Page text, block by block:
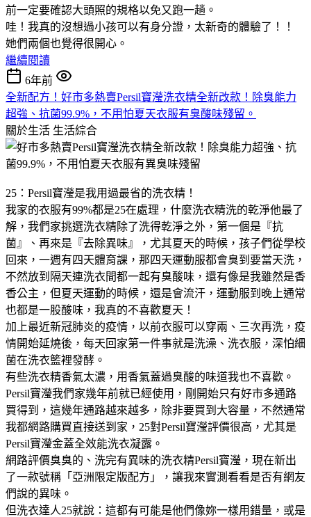
前一定要確認大頭照的規格以免又跑一趟。
哇！我真的沒想過小孩可以有身分證，太新奇的體驗了！！
她們兩個也覺得很開心。
繼續閱讀
6年前
全新配方！好市多熱賣Persil寶瀅洗衣精全新改款！除臭能力
超強、抗菌99.9%，不用怕夏天衣服有臭酸味殘留。
關於生活 生活綜合
25：Persil寶瀅是我用過最省的洗衣精！
我家的衣服有99%都是25在處理，什麼洗衣精洗的乾淨他最了
解，我們家挑選洗衣精除了洗得乾淨之外，第一個是『抗
菌』、再來是『去除異味』，尤其夏天的時候，孩子們從學校
回來，一週有四天體育課，那四天運動服都會臭到要當天洗，
不然放到隔天連洗衣間都一起有臭酸味，還有像是我雖然是香
香公主，但夏天運動的時候，還是會流汗，運動服到晚上通常
也都是一股酸味，我真的不喜歡夏天！
加上最近新冠肺炎的疫情，以前衣服可以穿兩、三次再洗，疫
情開始延燒後，每天回家第一件事就是洗澡、洗衣服，深怕細
菌在洗衣籃裡發酵。
有些洗衣精香氣太濃，用香氣蓋過臭酸的味道我也不喜歡。
Persil寶瀅我們家幾年前就已經使用，剛開始只有好市多通路
買得到，這幾年通路越來越多，除非要買到大容量，不然通常
我都網路購買直接送到家，25對Persil寶瀅評價很高，尤其是
Persil寶瀅金蓋全效能洗衣凝露。
網路評價臭臭的、洗完有異味的洗衣精Persil寶瀅，現在新出
了一款號稱「亞洲限定版配方」，讓我來實測看看是否有網友
們說的異味。
但洗衣達人25就說：這都有可能是他們像妳一樣用錯量，或是